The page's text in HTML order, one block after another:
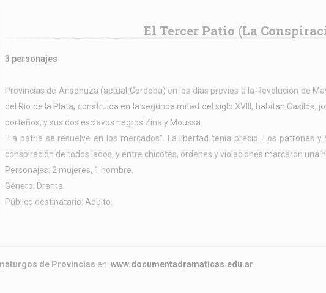
El Tercer Patio (La
3 personajes
Provincias de Ansenuza (actual Córdoba) en los días previos a la Revolución de
del Río de la Plata, construida en la segunda mitad del siglo XVIII, habitan Casilda,
porteños, y sus dos esclavos negros Zina y Moussa.
"La patria se resuelve en los mercados". La libertad tenía precio. Los patrones
conspiración de todos lados, y entre chicotes, órdenes y violaciones marcaron una
Personajes: 2 mujeres, 1 hombre.
Género: Drama.
Público destinatario: Adulto.
de Provincias en: www.documentadramaticas.edu.ar